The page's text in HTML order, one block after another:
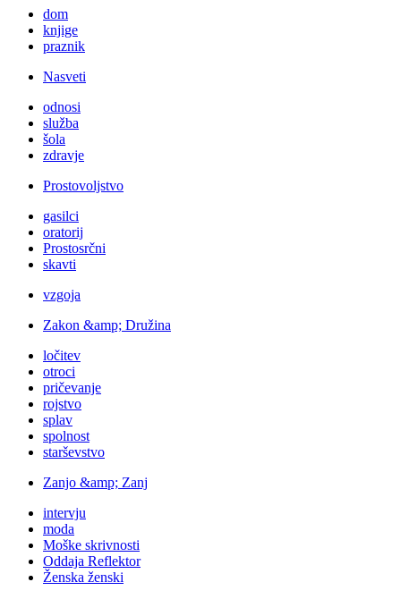
dom
knjige
praznik
Nasveti
odnosi
služba
šola
zdravje
Prostovoljstvo
gasilci
oratorij
Prostosrčni
skavti
vzgoja
Zakon &amp; Družina
ločitev
otroci
pričevanje
rojstvo
splav
spolnost
starševstvo
Zanjo &amp; Zanj
intervju
moda
Moške skrivnosti
Oddaja Reflektor
Ženska ženski